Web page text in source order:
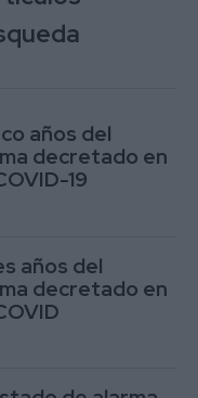
años del
decretado en
19
años del
decretado en